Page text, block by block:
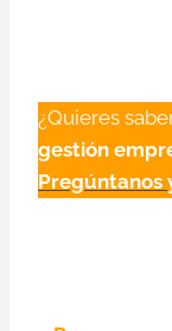
¿Quieres
gestión
Pregúntanos